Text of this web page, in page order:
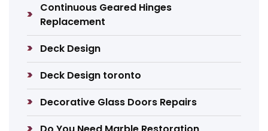
Continuous Geared Hinges
Replacement
Deck Design
Deck Design toronto
Decorative Glass Doors Repairs